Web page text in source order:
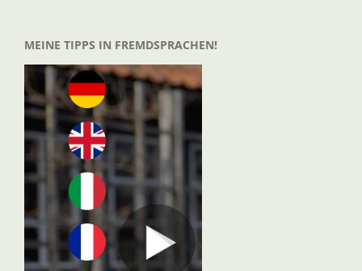
MEINE TIPPS IN FREMDSPRACHEN!